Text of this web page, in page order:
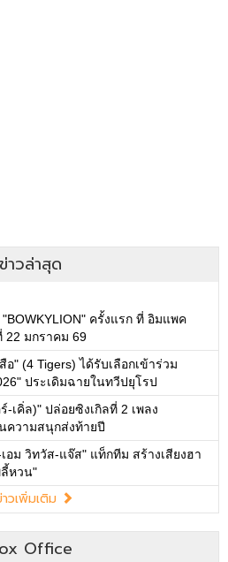
ข่าวล่าสุด
ครั้งแรก ที่ อิมแพค
22 มกราคม 69
" (4 Tigers) ได้รับเลือกเข้าร่วม
ประเดิมฉายในทวีปยุโรป
-เคิ่ล)" ปล่อยซิงเกิลที่ 2 เพลง
ความสนุกส่งท้ายปี
ม วิทวัส-แจ๊ส" แท็กทีม สร้างเสียงฮา
หวน"
วเพิ่มเติม
Office